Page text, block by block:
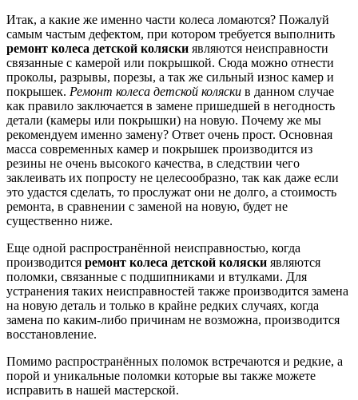
Итак, а какие же именно части колеса ломаются? Пожалуй
самым частым дефектом, при котором требуется выполнить
ремонт колеса детской коляски являются неисправности
связанные с камерой или покрышкой. Сюда можно отнести
проколы, разрывы, порезы, а так же сильный износ камер и
покрышек. Ремонт колеса детской коляски в данном случае
как правило заключается в замене пришедшей в негодность
детали (камеры или покрышки) на новую. Почему же мы
рекомендуем именно замену? Ответ очень прост. Основная
масса современных камер и покрышек производится из
резины не очень высокого качества, в следствии чего
заклеивать их попросту не целесообразно, так как даже если
это удастся сделать, то прослужат они не долго, а стоимость
ремонта, в сравнении с заменой на новую, будет не
существенно ниже.
Еще одной распространённой неисправностью, когда
производится ремонт колеса детской коляски являются
поломки, связанные с подшипниками и втулками. Для
устранения таких неисправностей также производится замена
на новую деталь и только в крайне редких случаях, когда
замена по каким-либо причинам не возможна, производится
восстановление.
Помимо распространённых поломок встречаются и редкие, а
порой и уникальные поломки которые вы также можете
исправить в нашей мастерской.